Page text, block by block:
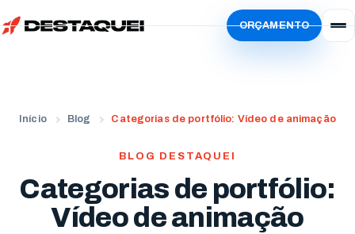
Início
Vídeo Criativo
Sobre
Paraná
Curitiba
Estados Unidos
Blog
Trabalhe Conosco
ORÇAMENTO
Início Blog Categorias de portfólio: Vídeo de animação
BLOG DESTAQUEI
Categorias de portfólio:
Vídeo de animação